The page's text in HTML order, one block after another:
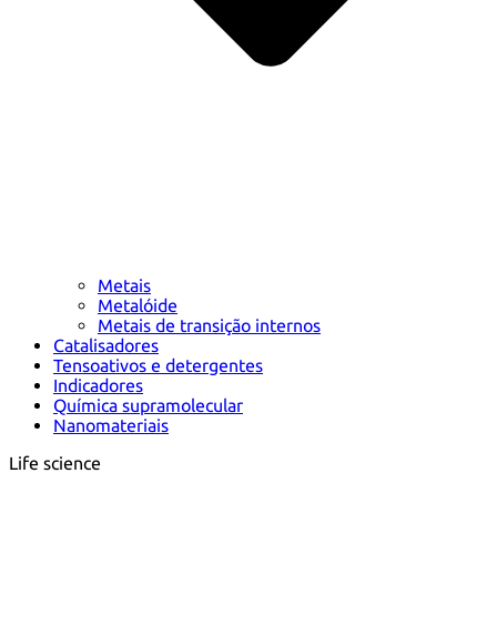
Metais
Metalóide
Metais de transição internos
Catalisadores
Tensoativos e detergentes
Indicadores
Química supramolecular
Nanomateriais
Life science